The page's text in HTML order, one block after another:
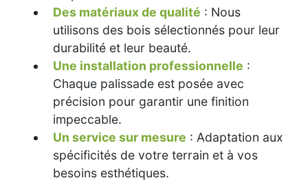
Des matériaux de qualité : Nous
utilisons des bois sélectionnés pour leur
durabilité et leur beauté.
Une installation professionnelle :
Chaque palissade est posée avec
précision pour garantir une finition
impeccable.
Un service sur mesure : Adaptation aux
spécificités de votre terrain et à vos
besoins esthétiques.